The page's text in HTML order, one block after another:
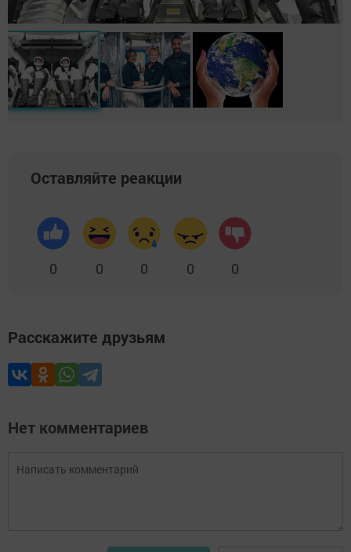
Оставляйте реакции
0 0 0 0 0
Расскажите друзьям
Нет комментариев